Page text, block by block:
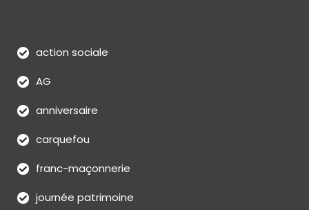
action sociale
AG
anniversaire
carquefou
franc-maçonnerie
journée patrimoine